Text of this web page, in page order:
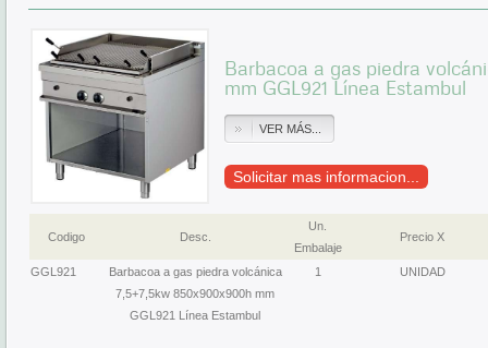
Barbacoa a gas piedra
mm GGL921 Línea Estambul
VER MÁS...
Solicitar mas informacion...
Codigo Desc.
Un.
Embalaje
Precio X
GGL921
Barbacoa a gas piedra volcánica
7,5+7,5kw 850x900x900h mm
GGL921 Línea Estambul
1 UNIDAD